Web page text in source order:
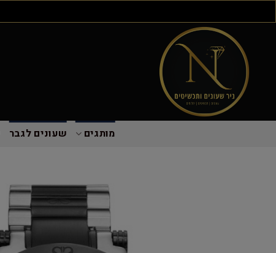
מותגים שעונים לגבר